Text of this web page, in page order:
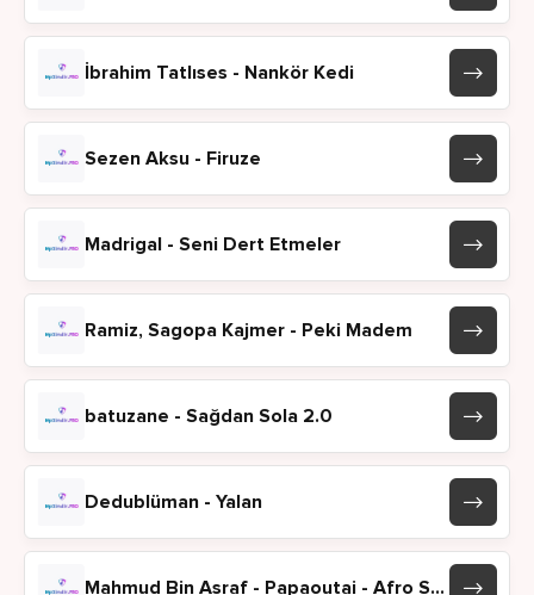
İbrahim Tatlıses - Nankör Kedi
Sezen Aksu - Firuze
Madrigal - Seni Dert Etmeler
Ramiz, Sagopa Kajmer - Peki Madem
batuzane - Sağdan Sola 2.0
Dedublüman - Yalan
Mahmud Bin Asraf - Papaoutai - Afro Soul